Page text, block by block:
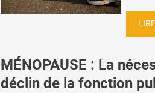
MÉNOPAUSE : La
déclin de la fonction